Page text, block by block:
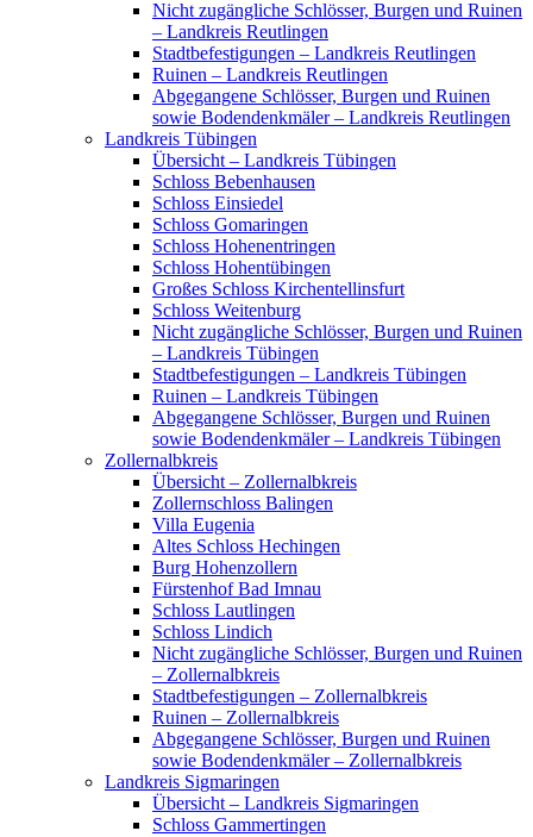
Nicht zugängliche Schlösser, Burgen und Ruinen
– Landkreis Reutlingen
Stadtbefestigungen – Landkreis Reutlingen
Ruinen – Landkreis Reutlingen
Abgegangene Schlösser, Burgen und Ruinen
sowie Bodendenkmäler – Landkreis Reutlingen
Landkreis Tübingen
Übersicht – Landkreis Tübingen
Schloss Bebenhausen
Schloss Einsiedel
Schloss Gomaringen
Schloss Hohenentringen
Schloss Hohentübingen
Großes Schloss Kirchentellinsfurt
Schloss Weitenburg
Nicht zugängliche Schlösser, Burgen und Ruinen
– Landkreis Tübingen
Stadtbefestigungen – Landkreis Tübingen
Ruinen – Landkreis Tübingen
Abgegangene Schlösser, Burgen und Ruinen
sowie Bodendenkmäler – Landkreis Tübingen
Zollernalbkreis
Übersicht – Zollernalbkreis
Zollernschloss Balingen
Villa Eugenia
Altes Schloss Hechingen
Burg Hohenzollern
Fürstenhof Bad Imnau
Schloss Lautlingen
Schloss Lindich
Nicht zugängliche Schlösser, Burgen und Ruinen
– Zollernalbkreis
Stadtbefestigungen – Zollernalbkreis
Ruinen – Zollernalbkreis
Abgegangene Schlösser, Burgen und Ruinen
sowie Bodendenkmäler – Zollernalbkreis
Landkreis Sigmaringen
Übersicht – Landkreis Sigmaringen
Schloss Gammertingen